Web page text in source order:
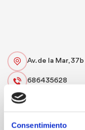
Consentimiento
Av. de la Mar, 37b
686435628
Especialitat:Coques
Capacitat:60